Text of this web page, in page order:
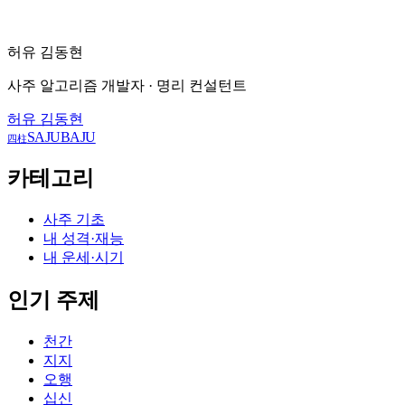
허유 김동현
사주 알고리즘 개발자 · 명리 컨설턴트
허유 김동현
四柱SAJUBAJU
카테고리
사주 기초
내 성격·재능
내 운세·시기
인기 주제
천간
지지
오행
십신